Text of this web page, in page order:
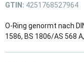
GTIN: 4251768527964
O-Ring genormt nach
1586, BS 1806/AS 568